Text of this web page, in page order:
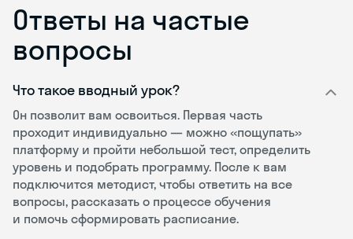
Ответы на частые
вопросы
Что такое вводный урок?
Он позволит вам освоиться. Первая часть
проходит индивидуально — можно «пощупать»
платформу и пройти небольшой тест, определить
уровень и подобрать программу. После к вам
подключится методист, чтобы ответить на все
вопросы, рассказать о процессе обучения
и помочь сформировать расписание.